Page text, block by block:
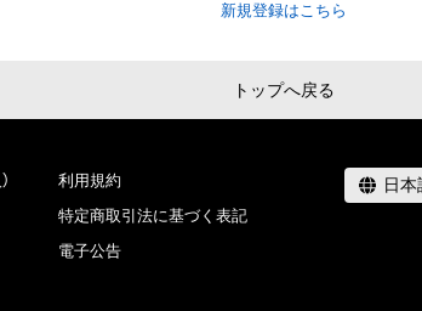
新規登録はこちら
トップへ戻る
利用規約
特定商取引法に基づく表記
電子公告